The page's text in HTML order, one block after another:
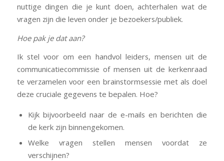
nuttige dingen die je kunt doen, achterhalen wat de
vragen zijn die leven onder je bezoekers/publiek.
Hoe pak je dat aan?
Ik stel voor om een ​​handvol leiders, mensen uit de
communicatiecommissie of mensen uit de kerkenraad
te verzamelen voor een brainstormsessie met als doel
deze cruciale gegevens te bepalen. Hoe?
Kijk bijvoorbeeld naar de e-mails en berichten die
de kerk zijn binnengekomen.
Welke vragen stellen mensen voordat ze
verschijnen?